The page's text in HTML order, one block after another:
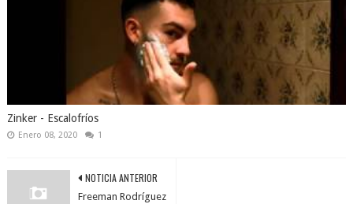
Zinker - Escalofríos
Enero 08, 2020 1
NOTICIA ANTERIOR
Freeman Rodríguez